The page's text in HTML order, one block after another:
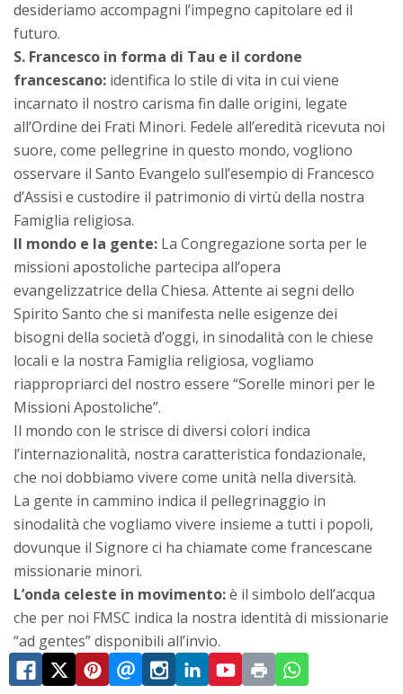
desideriamo accompagni l’impegno capitolare ed il
futuro.
S. Francesco in forma di Tau e il cordone
francescano: identifica lo stile di vita in cui viene
incarnato il nostro carisma fin dalle origini, legate
all’Ordine dei Frati Minori. Fedele all’eredità ricevuta noi
suore, come pellegrine in questo mondo, vogliono
osservare il Santo Evangelo sull’esempio di Francesco
d’Assisi e custodire il patrimonio di virtù della nostra
Famiglia religiosa.
Il mondo e la gente: La Congregazione sorta per le
missioni apostoliche partecipa all’opera
evangelizzatrice della Chiesa. Attente ai segni dello
Spirito Santo che si manifesta nelle esigenze dei
bisogni della società d’oggi, in sinodalità con le chiese
locali e la nostra Famiglia religiosa, vogliamo
riappropriarci del nostro essere “Sorelle minori per le
Missioni Apostoliche”.
Il mondo con le strisce di diversi colori indica
l’internazionalità, nostra caratteristica fondazionale,
che noi dobbiamo vivere come unità nella diversità.
La gente in cammino indica il pellegrinaggio in
sinodalità che vogliamo vivere insieme a tutti i popoli,
dovunque il Signore ci ha chiamate come francescane
missionarie minori.
L’onda celeste in movimento:è il simbolo dell’acqua
che per noi FMSC indica la nostra identità di missionarie
“ad gentes” disponibili all’invio.